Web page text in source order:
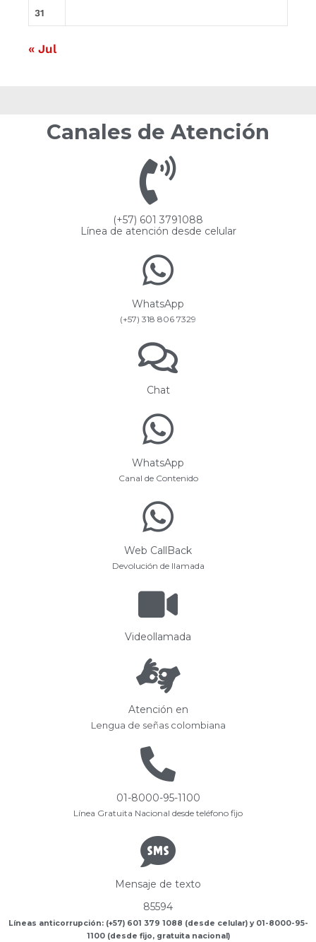
31
« Jul
Canales de Atención
(+57) 601 3791088
Línea de atención desde celular
WhatsApp
(+57) 318 806 7329
Chat
WhatsApp
Canal de Contenido
Web CallBack
Devolución de llamada
Videollamada
Atención en
Lengua de señas colombiana
01-8000-95-1100
Línea Gratuita Nacional desde teléfono fijo
Mensaje de texto
85594
Líneas anticorrupción: (+57) 601 379 1088 (desde celular) y 01-8000-95-
1100 (desde fijo, gratuita nacional)